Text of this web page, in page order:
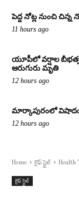
పెద్ద నోట్ల నుంచి
11 hours ago
యూపీలో వర్షాల
ఆరుగురు మృతి
12 hours ago
మార్కాపురంలో
12 hours ago